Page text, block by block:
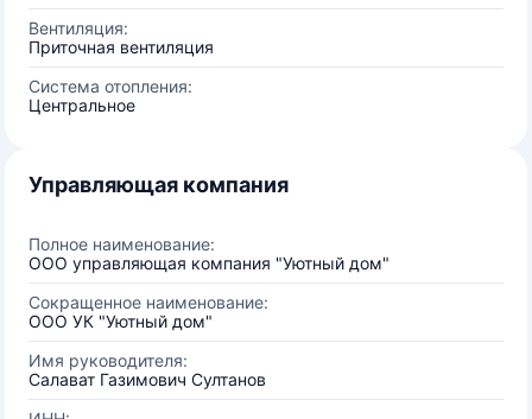
Вентиляция:
Приточная вентиляция
Система отопления:
Центральное
Управляющая компания
Полное наименование:
ООО управляющая компания "Уютный дом"
Сокращенное наименование:
ООО УК "Уютный дом"
Имя руководителя:
Салават Газимович Султанов